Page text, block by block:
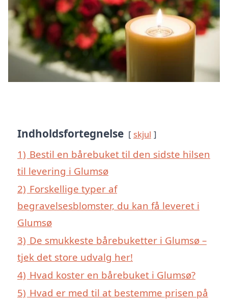
Indholdsfortegnelse skjul
1) Bestil en bårebuket til den sidste hilsen
til levering i Glumsø
2) Forskellige typer af
begravelsesblomster, du kan få leveret i
Glumsø
3) De smukkeste bårebuketter i Glumsø –
tjek det store udvalg her!
4) Hvad koster en bårebuket i Glumsø?
5) Hvad er med til at bestemme prisen på